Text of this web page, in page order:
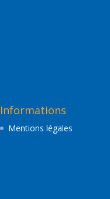
Informations
Mentions légales